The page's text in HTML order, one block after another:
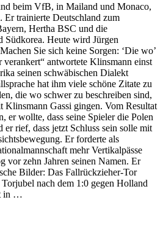
beim VfB, in Mailand und Monaco,
Er trainierte Deutschland zum
Hertha BSC und die
Südkorea. Heute wird Jürgen
Sie sich keine Sorgen: ‘Die wo’
verankert“ antwortete Klinsmann einst
seinen schwäbischen Dialekt
hat ihm viele schöne Zitate zu
die wo schwer zu beschreiben sind,
Klinsmann Gassi gingen. Vom Resultat
er wollte, dass seine Spieler die Polen
rief, dass jetzt Schluss sein solle mit
Er forderte als
mehr Vertikalpässe
vor zehn Jahren seinen Namen. Er
Bilder: Das Fallrückzieher-Tor
nach dem 1:0 gegen Holland
in …